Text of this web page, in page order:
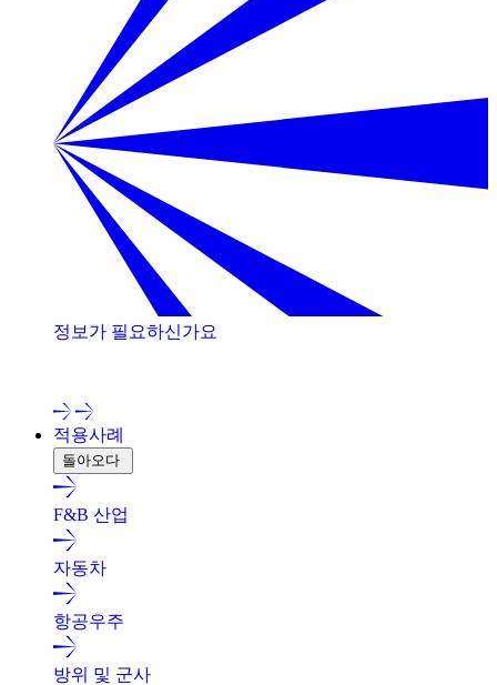
정보가 필요하신가요
적용사례
돌아오다
F&B 산업
자동차
항공우주
방위 및 군사